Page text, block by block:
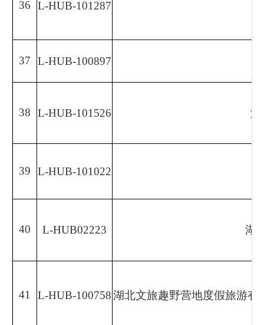
36 L-HUB-101287
37 L-HUB-100897
38 L-HUB-101526 湖
39 L-HUB-101022
40 L-HUB02223 湖
41 L-HUB-100758湖北文旅趣野营地度假旅游有